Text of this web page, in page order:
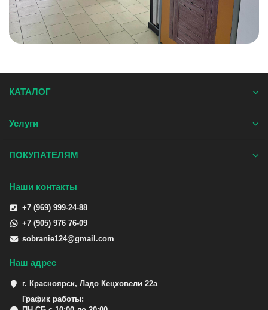
КАТАЛОГ
Услуги
ПОКУПАТЕЛЯМ
Наши контакты
+7 (969) 999-24-88
+7 (905) 976 76-09
sobranie124@gmail.com
Наш адрес
г. Красноярск, Ладо Кецховели 22а
График работы: